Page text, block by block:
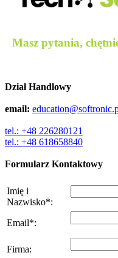
Masz pytania,
Dział Handlowy
email:
tel.: +48 226280121
tel.: +48 618658840
Formularz Kontaktowy
Imię i
Nazwisko*:
Email*:
Firma: